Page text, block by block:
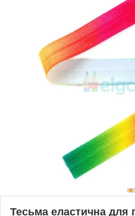
Тесьма еластична